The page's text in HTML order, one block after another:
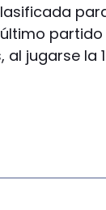
jugarse la